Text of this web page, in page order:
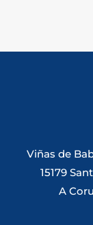
Viñas de
15179
A